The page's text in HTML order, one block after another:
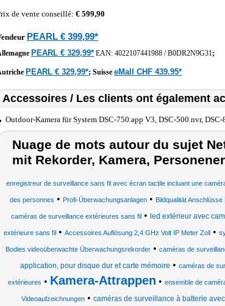
de vente conseillé: € 599,90
PEARL € 399,99*
PEARL € 329,99* EAN: 4022107441988 /B0DR2N9G31;
PEARL € 329,99*; Suisse eMall CHF 439.95*
Accessoires / Les clients ont également
Outdoor-Kamera für System DSC-750.app V3, DSC-500.nvr, DSC-
Nuage de mots autour du sujet
mit Rekorder, Kamera,
enregistreur de surveillance sans fil avec écran tactile incluant une
des personnes • Profi-Überwachungsanlagen• Bildqualität
caméras de surveillance extérieures sans fil • led extérieur avec
extérieure sans fil • Accessoires Auflösung 2,4 GHz Volt IP Meter Zoll •
Bodies videoüberwachte Überwachungsrekorder • caméras de
application, pour disque dur et carte mémoire • caméras de
extérieures • Kamera-Attrappen • ensemble de
Videoaufzeichnungen • caméras de surveillance à batterie